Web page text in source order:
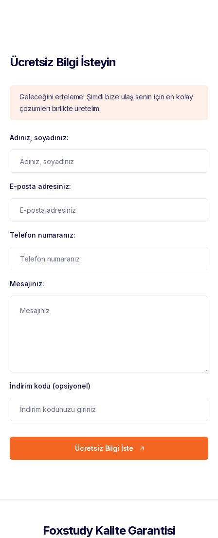
Ücretsiz Bilgi İsteyin
Geleceğini erteleme! Şimdi bize ulaş senin için en kolay
çözümleri birlikte üretelim.
Adınız, soyadınız:
E-posta adresiniz:
Telefon numaranız:
Mesajınız:
İndirim kodu (opsiyonel)
Ücretsiz Bilgi İste
Foxstudy Kalite Garantisi